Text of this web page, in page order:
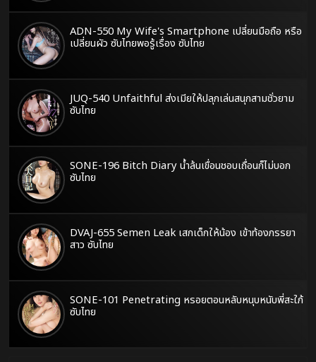
ADN-550 My Wife's Smartphone เปลี่ยนมือถือ หรือ
เปลี่ยนผัว ซับไทยพอรู้เรื่อง ซับไทย
JUQ-540 Unfaithful ส่งเมียให้ปลุกเล่นสนุกสามชั่วยาม
ซับไทย
SONE-196 Bitch Diary น้ำล้นเขื่อนชอบเถื่อนก็ไม่บอก
ซับไทย
DVAJ-655 Semen Leak เสกเด็กให้น้อง เข้าท้องภรรยา
สาว ซับไทย
SONE-101 Penetrating หรอยตอนหลับหนุบหนับพี่สะใภ้
ซับไทย